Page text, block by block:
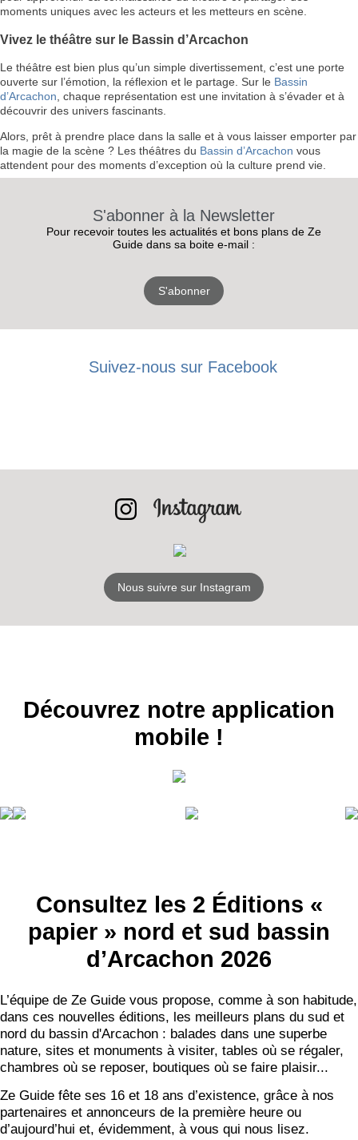
RECEVEZ
BONS PLANS
moments uniques avec les acteurs et les metteurs en scène.
Vivez le théâtre sur le Bassin d’Arcachon
Le théâtre est bien plus qu’un simple divertissement, c’est une porte
ouverte sur l’émotion, la réflexion et le partage. Sur le Bassin
d’Arcachon , chaque représentation est une invitation à s’évader et à
découvrir des univers fascinants.
Alors, prêt à prendre place dans la salle et à vous laisser emporter par
la magie de la scène ? Les théâtres du Bassin d’Arcachon vous
attendent pour des moments d’exception où la culture prend vie.
S'abonner à la Newsletter
Pour recevoir toutes les actualités et bons plans de Ze
Guide dans sa boite e-mail :
S'abonner
Suivez-nous sur Facebook
Nous suivre sur Instagram
Découvrez notre application
mobile !
Consultez les 2 Éditions «
papier » nord et sud bassin
d’Arcachon 2026
L’équipe de Ze Guide vous propose, comme à son habitude,
dans ces nouvelles éditions, les meilleurs plans du sud et
nord du bassin d'Arcachon : balades dans une superbe
nature, sites et monuments à visiter, tables où se régaler,
chambres où se reposer, boutiques où se faire plaisir...
Ze Guide fête ses 16 et 18 ans d’existence, grâce à nos
partenaires et annonceurs de la première heure ou
d’aujourd’hui et, évidemment, à vous qui nous lisez.